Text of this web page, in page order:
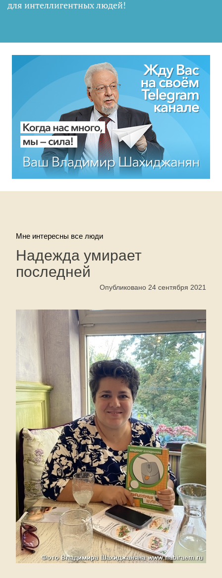
для интеллигентных людей!
Мне интересны все люди
Надежда умирает
последней
Опубликовано 24 сентября 2021